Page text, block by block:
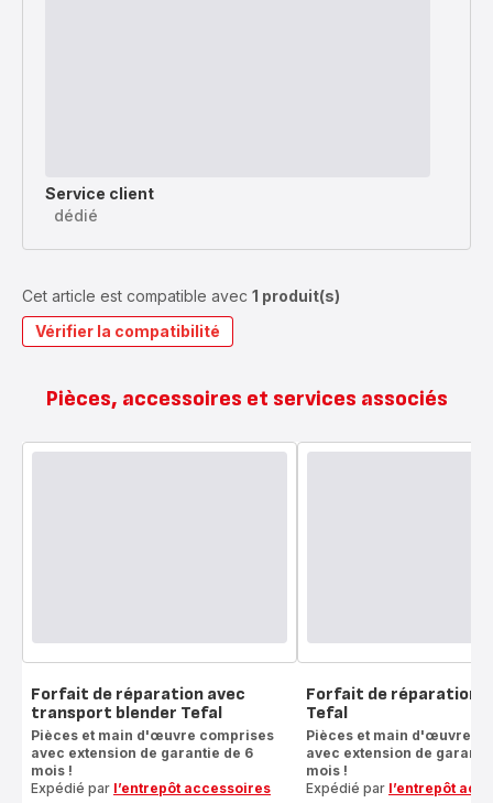
Service client
dédié
Cet article est compatible avec 1 produit(s)
Vérifier la compatibilité
Pièces, accessoires et services associés
Forfait de réparation avec
transport blender Tefal
Pièces et main d'œuvre comprises
avec extension de garantie de 6
mois !
Expédié par l’entrepôt accessoires
Forfait de réparation
Tefal
Pièces et main d'œuvre
avec extension de
mois !
Expédié par l’entrepôt